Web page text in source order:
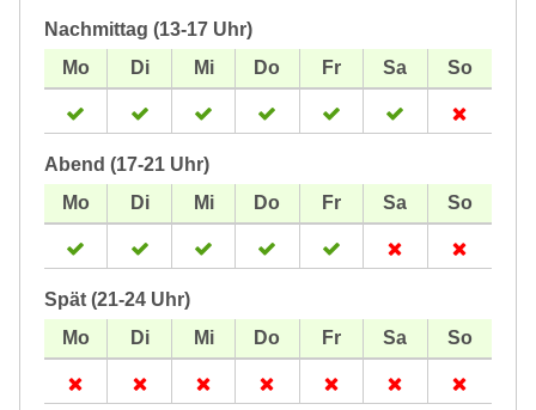
Nachmittag (13-17 Uhr)
Abend (17-21 Uhr)
Spät (21-24 Uhr)